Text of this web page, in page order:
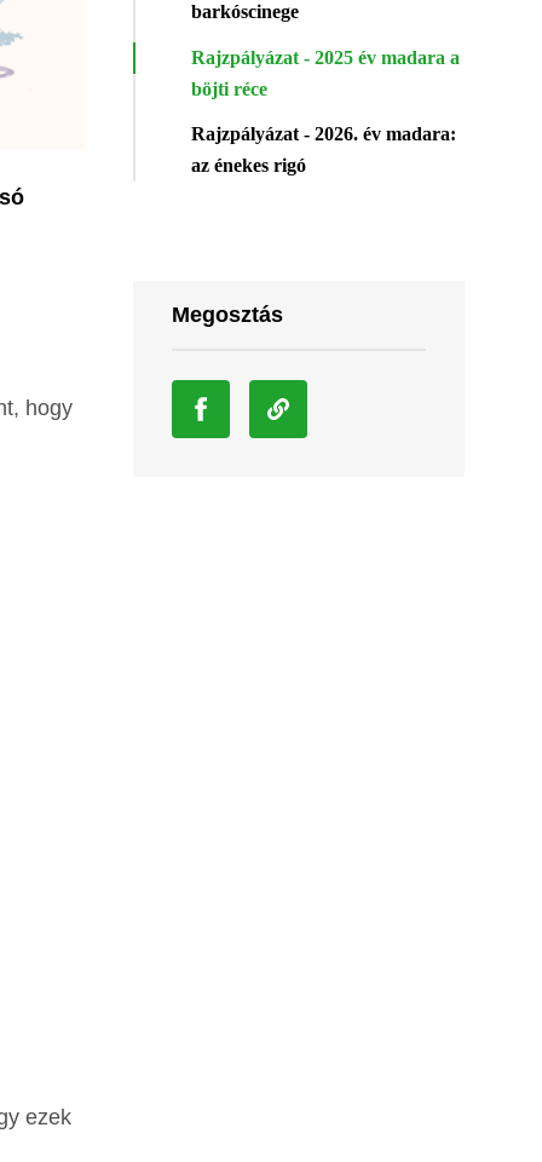
hogy
ezek
barkóscinege
Rajzpályázat - 2025 év madara a
böjti réce
Rajzpályázat - 2026. év madara:
az énekes rigó
Megosztás